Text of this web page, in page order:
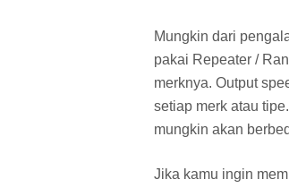
Mungkin dari
pakai Repeater /
merknya. Output
setiap merk atau
mungkin akan
Jika kamu ingin